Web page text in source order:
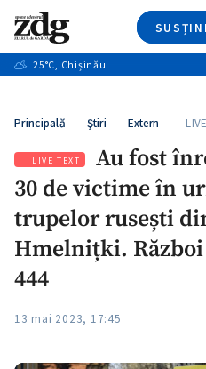
+13
Caută
25°C, Chișinău
Principală — Ştiri — Extern — LIVE
LIVE TEXT
Au fost
30 de victime în
trupelor rusești
Hmelnițki.
444
13 mai 2023, 17:45